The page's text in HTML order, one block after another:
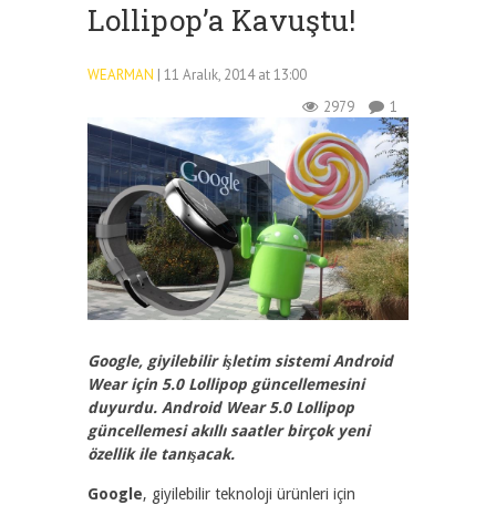
Lollipop’a Kavuştu!
WEARMAN | 11 Aralık, 2014 at 13:00
2979
1
Google, giyilebilir işletim sistemi Android
Wear için 5.0 Lollipop güncellemesini
duyurdu. Android Wear 5.0 Lollipop
güncellemesi akıllı saatler birçok yeni
özellik ile tanışacak.
Google, giyilebilir teknoloji ürünleri için